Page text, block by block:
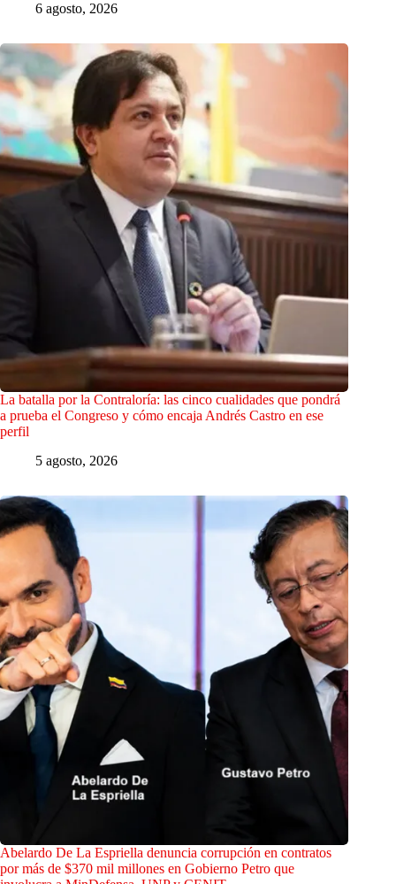
6 agosto, 2026
La batalla por la Contraloría: las cinco cualidades que pondrá
a prueba el Congreso y cómo encaja Andrés Castro en ese
perfil
5 agosto, 2026
Abelardo De La Espriella denuncia corrupción en contratos
por más de $370 mil millones en Gobierno Petro que